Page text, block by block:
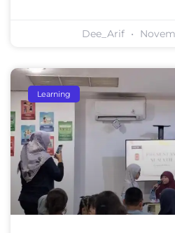
Dee_Arif
Learning